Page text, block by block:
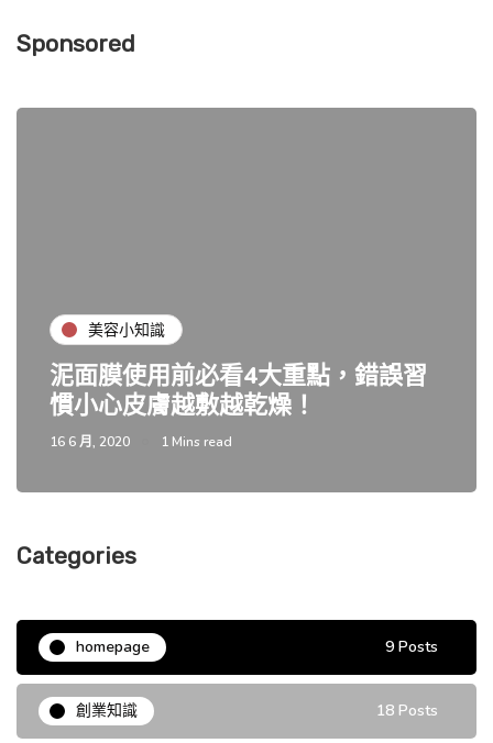
Sponsored
美容小知識
泥面膜使用前必看4大重點，錯誤習
慣小心皮膚越敷越乾燥！
16 6 月, 2020 1 Mins read
Categories
homepage 9 Posts
創業知識 18 Posts